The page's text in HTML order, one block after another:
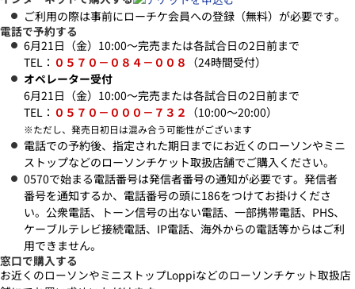
ご利用の際は事前にローチケ会員への登録（無料）が必要です。
電話で予約する
6月21日（金）10:00～完売または各試合日の2日前まで
TEL： ０５７０－０８４－００８ （24時間受付）
オペレーター受付
6月21日（金）10:00～完売または各試合日の2日前まで
TEL： ０５７０－０００－７３２ （10:00～20:00）
※ただし、発売日初日は混み合う可能性がございます
電話での予約後、指定された期日までにお近くのローソンやミニ
ストップなどのローソンチケット取扱店舗でご購入ください。
0570で始まる電話番号は発信者番号の通知が必要です。発信者
番号を通知するか、電話番号の頭に186をつけてお掛けくださ
い。公衆電話、トーン信号の出ない電話、一部携帯電話、PHS、
ケーブルテレビ接続電話、IP電話、海外からの電話等からはご利
用できません。
窓口で購入する
お近くのローソンやミニストップLoppiなどのローソンチケット取扱店